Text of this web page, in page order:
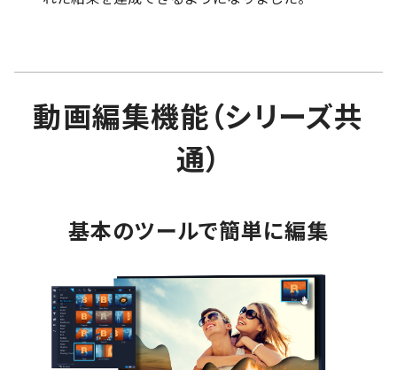
動画編集機能（シリーズ共
通）
基本のツールで簡単に編集